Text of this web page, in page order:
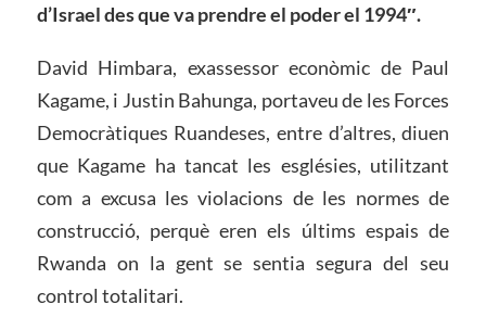
d’Israel des que va prendre el poder el 1994″.
David Himbara, exassessor econòmic de Paul
Kagame, i Justin Bahunga, portaveu de les Forces
Democràtiques Ruandeses, entre d’altres, diuen
que Kagame ha tancat les esglésies, utilitzant
com a excusa les violacions de les normes de
construcció, perquè eren els últims espais de
Rwanda on la gent se sentia segura del seu
control totalitari.